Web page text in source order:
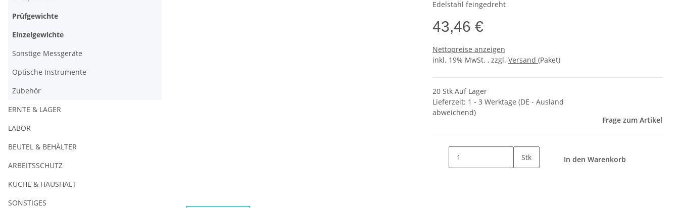
Edelstahl feingedreht
43,46 €
Nettopreise anzeigen
inkl. 19% MwSt. , zzgl. Versand (Paket)
20 Stk Auf Lager
Lieferzeit: 1 - 3 Werktage (DE - Ausland
abweichend)
Frage zum Artikel
Stk In den Warenkorb
Prüfgewichte
Einzelgewichte
Sonstige Messgeräte
Optische Instrumente
Zubehör
ERNTE & LAGER
LABOR
BEUTEL & BEHÄLTER
ARBEITSSCHUTZ
KÜCHE & HAUSHALT
SONSTIGES